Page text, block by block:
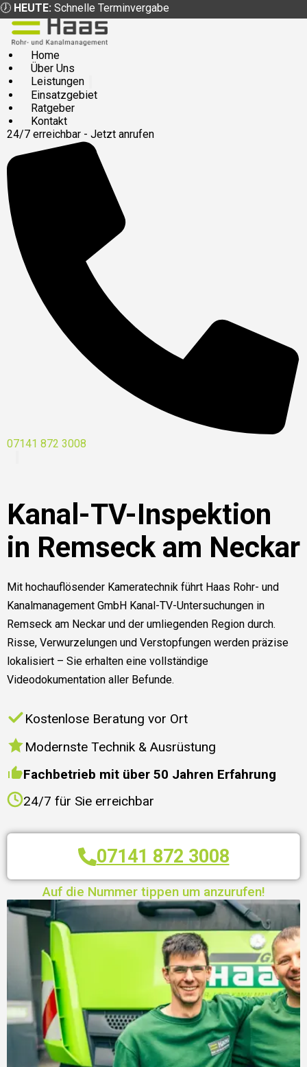
🕖 HEUTE: Schnelle Terminvergabe
Home
Über Uns
Leistungen
Einsatzgebiet
Ratgeber
Kontakt
24/7 erreichbar - Jetzt anrufen
07141 872 3008
Kanal-TV-Inspektion
in Remseck am Neckar
Mit hochauflösender Kameratechnik führt Haas Rohr- und
Kanalmanagement GmbH Kanal-TV-Untersuchungen in
Remseck am Neckar und der umliegenden Region durch.
Risse, Verwurzelungen und Verstopfungen werden präzise
lokalisiert – Sie erhalten eine vollständige
Videodokumentation aller Befunde.
Kostenlose Beratung vor Ort
Modernste Technik & Ausrüstung
Fachbetrieb mit über 50 Jahren Erfahrung
24/7 für Sie erreichbar
07141 872 3008
Auf die Nummer tippen um anzurufen!